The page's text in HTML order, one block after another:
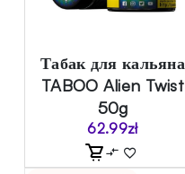
Табак для кальяна
TABOO Alien Twist
50g
62.99zł